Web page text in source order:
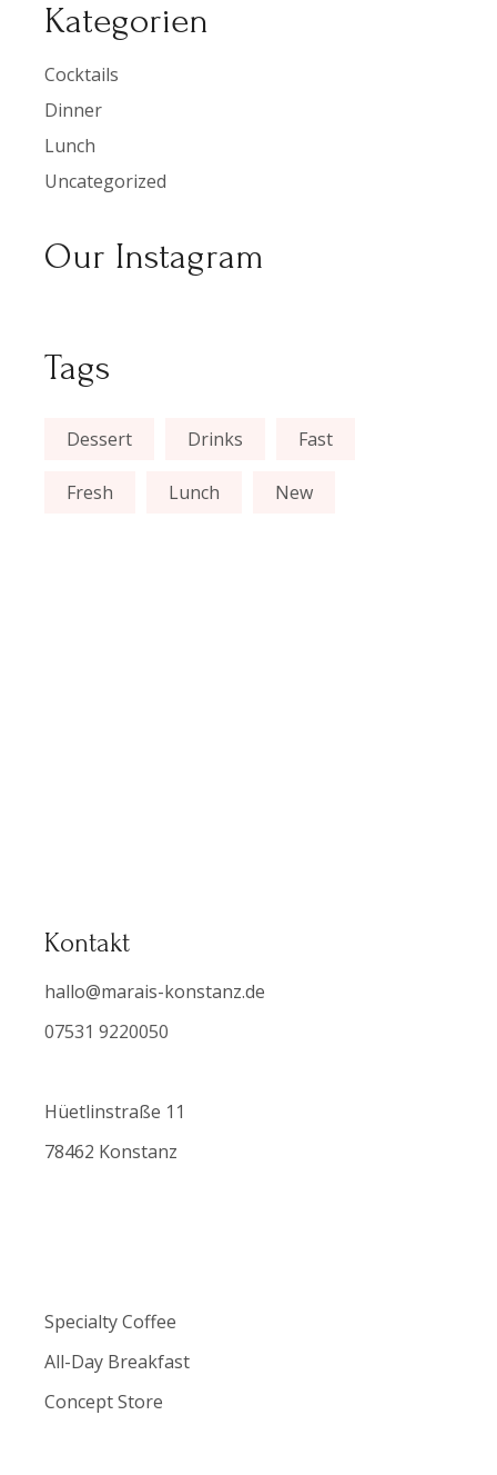
Kategorien
Cocktails
Dinner
Lunch
Uncategorized
Our Instagram
Tags
Dessert Drinks Fast
Fresh Lunch New
Kontakt
hallo@marais-konstanz.de
07531 9220050
Hüetlinstraße 11
78462 Konstanz
Specialty Coffee
All-Day Breakfast
Concept Store